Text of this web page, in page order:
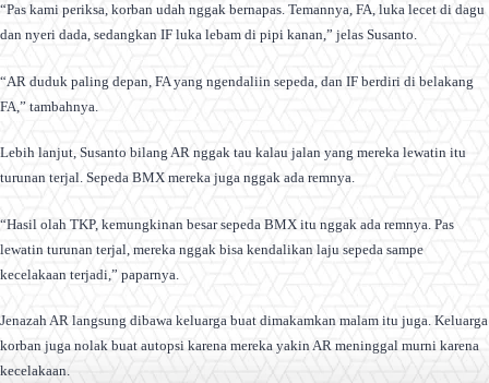
“Pas kami periksa, korban udah nggak bernapas. Temannya, FA, luka lecet di dagu
dan nyeri dada, sedangkan IF luka lebam di pipi kanan,” jelas Susanto.
“AR duduk paling depan, FA yang ngendaliin sepeda, dan IF berdiri di belakang
FA,” tambahnya.
Lebih lanjut, Susanto bilang AR nggak tau kalau jalan yang mereka lewatin itu
turunan terjal. Sepeda BMX mereka juga nggak ada remnya.
“Hasil olah TKP, kemungkinan besar sepeda BMX itu nggak ada remnya. Pas
lewatin turunan terjal, mereka nggak bisa kendalikan laju sepeda sampe
kecelakaan terjadi,” paparnya.
Jenazah AR langsung dibawa keluarga buat dimakamkan malam itu juga. Keluarga
korban juga nolak buat autopsi karena mereka yakin AR meninggal murni karena
kecelakaan.